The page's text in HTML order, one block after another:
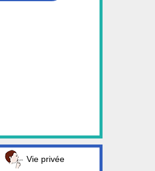
Vie privée